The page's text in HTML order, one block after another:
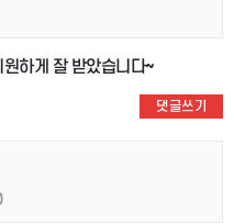
하게 잘 받았습니다~
댓글쓰기